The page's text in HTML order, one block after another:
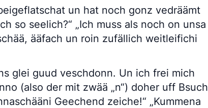
un hat noch gonz vedräämt
so seelich?“ „Ich muss als noch on unsa
ääfach un roin zufällich weitleifichi
glei guud veschdonn. Un ich frei mich
(also der mit zwää „n“) doher uff Bsuch
Geechend zeiche!“ „Kummena